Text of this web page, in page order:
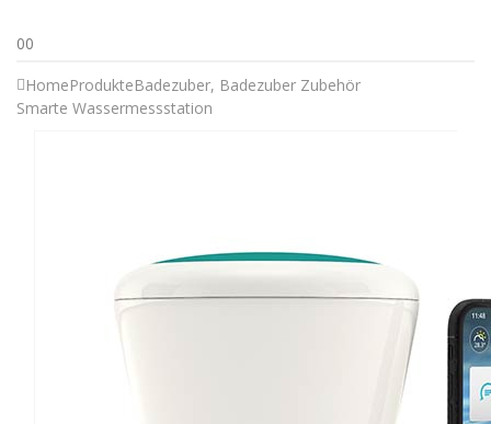
00
HomeProdukteBadezuber, Badezuber Zubehör
Smarte Wassermessstation